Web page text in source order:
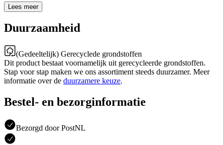
Lees meer
Duurzaamheid
(Gedeeltelijk) Gerecyclede grondstoffen
Dit product bestaat voornamelijk uit gerecycleerde grondstoffen.
Stap voor stap maken we ons assortiment steeds duurzamer. Meer
informatie over de duurzamere keuze.
Bestel- en bezorginformatie
Bezorgd door PostNL